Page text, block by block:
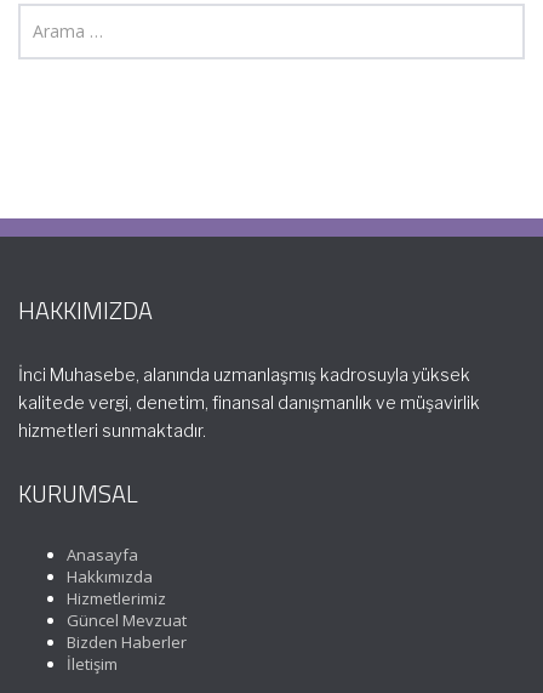
HAKKIMIZDA
İnci Muhasebe, alanında uzmanlaşmış kadrosuyla yüksek
kalitede vergi, denetim, finansal danışmanlık ve müşavirlik
hizmetleri sunmaktadır.
KURUMSAL
Anasayfa
Hakkımızda
Hizmetlerimiz
Güncel Mevzuat
Bizden Haberler
İletişim